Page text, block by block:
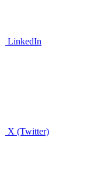
LinkedIn
X (Twitter)